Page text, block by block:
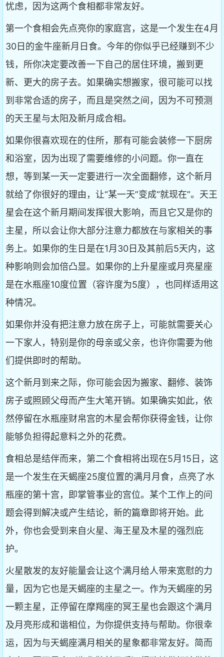
忧虑，因为这两个食相都非常友好。
第一个食相会先点亮你的家庭宫，这是一个发生在4月
30日的金牛座新月日食。今年的你似乎已经赚到不少
钱，所你决定要改善一下自己的居住环境，搬到更
新、更大的房子去。如果确实想搬家，很可能可以找
到非常合适的房子，而且是突然之间，因为不可预测
的天王星与太阳及新月成合相。
如果你很喜欢现在的住所，那有可能会装修一下厨房
和浴室，因为出现了需要维修的小问题。你一直在
想，等到某一天一定要进行一次全面翻修，这个新月
就给了你很好的理由，让“某一天”变成“就现在”。天王
星会在这个新月期间发挥很大影响，而且它又是你的
主星，所以会让你大部分注意力都放在与家相关的事
务上。如果你的生日是在1月30日及其前后5天内，这
种影响则会加倍凸显。如果你的上升星座或月亮星座
是在水瓶座10度位置（容许度为5度），也同样适用这
种情况。
如果你并没有把注意力放在房子上，可能就需要关心
一下家人，特别是你的母亲或父亲，也许你需要为他
们提供即时的帮助。
这个新月到来之际，你可能会因为搬家、翻修、装饰
房子或照顾父母而产生大笔开销。如果确实如此，依
然停留在水瓶座财帛宫的木星会帮你获得金钱，让你
能够负担得起意料之外的花费。
食相总是结伴而来，第二个食相将出现在5月15日，这
是一个发生在天蝎座25度位置的满月月食，点亮了水
瓶座的第十宫，即掌管事业的宫位。某个工作上的问
题会得到解决或产生结论，新的篇章即将开始。此
外，你也会受到来自火星、海王星及木星的强烈庇
护。
火星散发的友好能量会让这个满月给人带来宽慰的力
量，因为它也是天蝎座的主星之一。作为天蝎座的另
一颗主星，正停留在摩羯座的冥王星也会跟这个满月
及月亮形成和谐相位，为你提供支持与帮助。你很幸
运，因为与天蝎座满月相关的星象都非常友好。简而